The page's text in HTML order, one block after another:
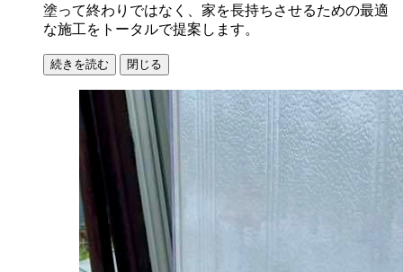
塗って終わりではなく、家を長持ちさせるための最適
な施工をトータルで提案します。
続きを読む 閉じる